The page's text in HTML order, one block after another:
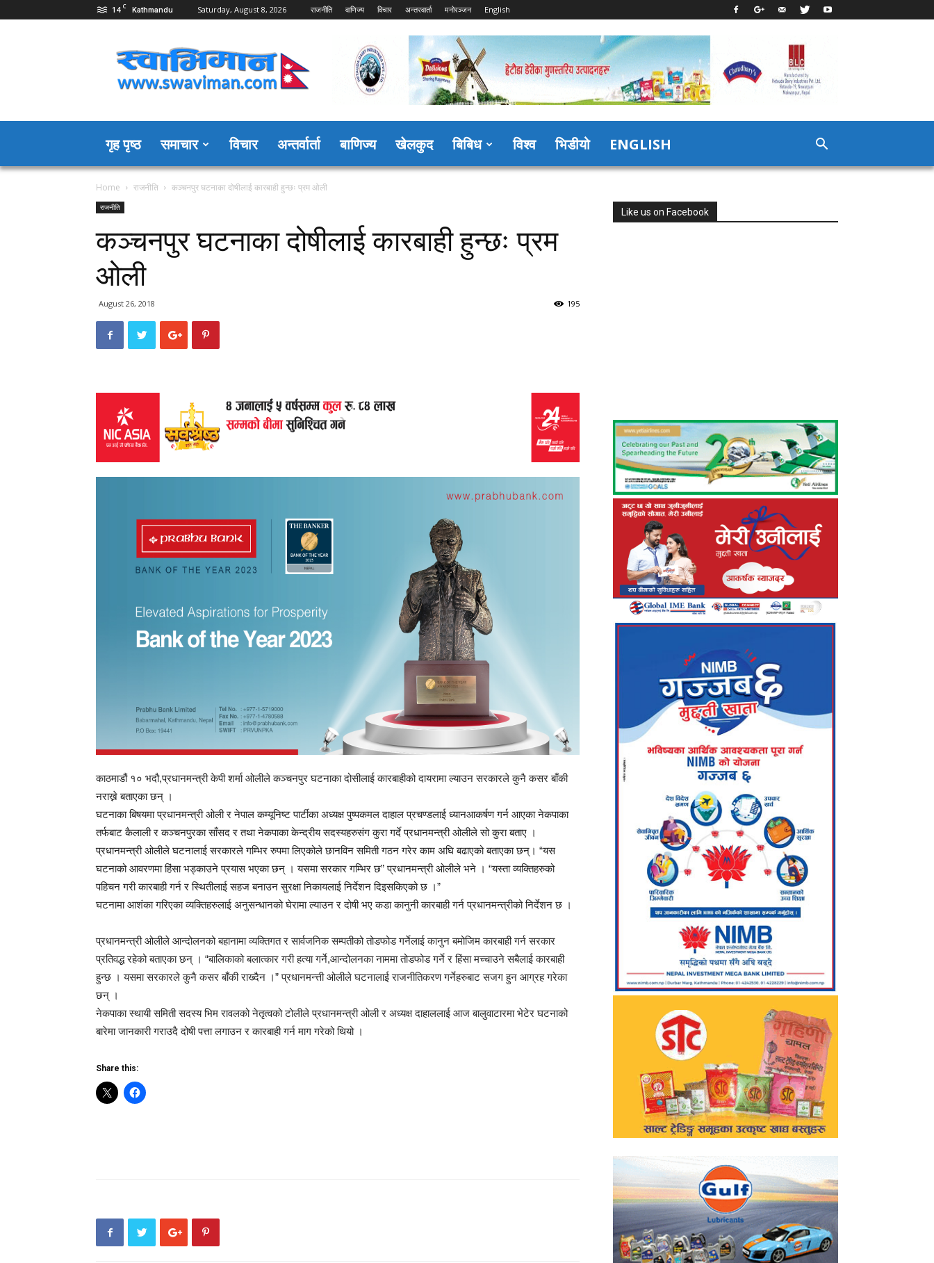
14 C Kathmandu Saturday, August 8, 2026 राजनीति वाणिज्य विचार अन्तरवार्ता मनोरञ्जन English
Swaviman
Nepal
गृह पृष्ठ समाचार विचार अन्तर्वार्ता बाणिज्य खेलकुद बिबिध विश्व भिडीयो ENGLISH
Home राजनीति कञ्चनपुर घटनाका दोषीलाई कारबाही हुन्छः प्रम ओली
राजनीति
कञ्चनपुर घटनाका दोषीलाई कारबाही हुन्छः प्रम
ओली
August 26, 2018 195
काठमाडौं १० भदौ,प्रधानमन्त्री केपी शर्मा ओलीले कञ्चनपुर घटनाका दोसीलाई कारबाहीको दायरामा ल्याउन सरकारले कुनै कसर बाँकी
नराख्ने बताएका छन् ।
घटनाका बिषयमा प्रधानमन्त्री ओली र नेपाल कम्यूनिष्ट पार्टीका अध्यक्ष पुष्पकमल दाहाल प्रचण्डलाई ध्यानआकर्षण गर्न आएका नेकपाका
तर्फबाट कैलाली र कञ्चनपुरका साँसद र तथा नेकपाका केन्द्रीय सदस्यहरुसंग कुरा गर्दे प्रधानमन्त्री ओलीले सो कुरा बताए ।
प्रधानमन्त्री ओलीले घटनालाई सरकारले गम्भिर रुपमा लिएकोले छानविन समिती गठन गरेर काम अघि बढाएको बताएका छन्। “यस
घटनाको आवरणमा हिंसा भड्काउने प्रयास भएका छन् । यसमा सरकार गम्भिर छ” प्रधानमन्त्री ओलीले भने । “यस्ता व्यक्तिहरुको
पहिचन गरी कारबाही गर्न र स्थितीलाई सहज बनाउन सुरक्षा निकायलाई निर्देशन दिइसकिएको छ ।”
घटनामा आशंका गरिएका व्यक्तिहरुलाई अनुसन्धानको घेरामा ल्याउन र दोषी भए कडा कानुनी कारबाही गर्न प्रधानमन्त्रीको निर्देशन छ ।
प्रधानमन्त्री ओलीले आन्दोलनको बहानामा व्यक्तिगत र सार्वजनिक सम्पतीको तोडफोड गर्नेलाई कानुन बमोजिम कारबाही गर्न सरकार
प्रतिवद्ध रहेको बताएका छन् । “बालिकाको बलात्कार गरी हत्या गर्ने,आन्दोलनका नाममा तोडफोड गर्ने र हिंसा मच्चाउने सबैलाई कारबाही
हुन्छ । यसमा सरकारले कुनै कसर बाँकी राख्दैन ।” प्रधानमन्त्ती ओलीले घटनालाई राजनीतिकरण गर्नेहरुबाट सजग हुन आग्रह गरेका
छन् ।
नेकपाका स्थायी समिती सदस्य भिम रावलको नेतृत्वको टोलीले प्रधानमन्त्री ओली र अध्यक्ष दाहाललाई आज बालुवाटारमा भेटेर घटनाको
बारेमा जानकारी गराउदै दोषी पत्ता लगाउन र कारबाही गर्न माग गरेको थियो ।
Share this:
Like us on Facebook